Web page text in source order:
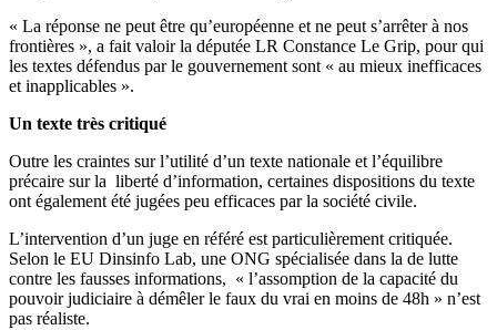
« La réponse ne peut être qu’européenne et ne peut s’arrêter à nos
frontières », a fait valoir la députée LR Constance Le Grip, pour qui
les textes défendus par le gouvernement sont « au mieux inefficaces
et inapplicables ».
Un texte très critiqué
Outre les craintes sur l’utilité d’un texte nationale et l’équilibre
précaire sur la liberté d’information, certaines dispositions du texte
ont également été jugées peu efficaces par la société civile.
L’intervention d’un juge en référé est particulièrement critiquée.
Selon le EU Dinsinfo Lab, une ONG spécialisée dans la de lutte
contre les fausses informations, « l’assomption de la capacité du
pouvoir judiciaire à démêler le faux du vrai en moins de 48h » n’est
pas réaliste.